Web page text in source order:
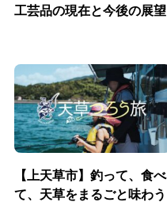
工芸品の現在と今後の展望
【上天草市】釣って、食べ
て、天草をまるごと味わう